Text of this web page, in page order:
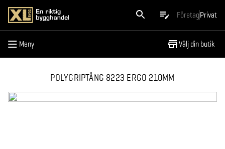
FöretagPrivat
Meny Välj din butik
Meny
POLYGRIPTÅNG 8223 ERGO 210MM